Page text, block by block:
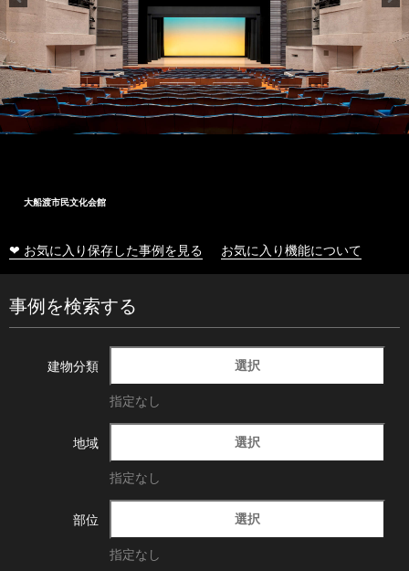
大船渡市民文化会館
❤ お気に入り保存した事例を見る お気に入り機能について
事例を検索する
建物分類 選択
指定なし
地域 選択
指定なし
部位 選択
指定なし